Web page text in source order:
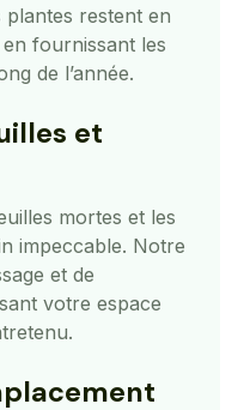
restent en
fournissant les
de l’année.
et
mortes et les
impeccable. Notre
et de
votre espace